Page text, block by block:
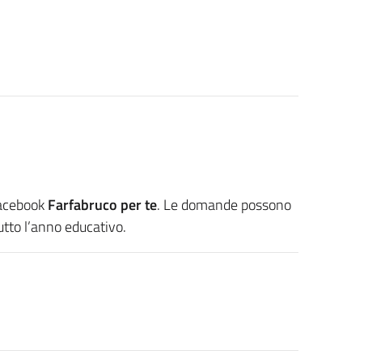
Farfabruco per te. Le domande possono
l’anno educativo.